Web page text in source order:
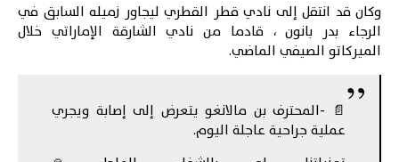
وكان قد انتقل إلى نادي قطر القطري ليجاور زميله السابق في
الرجاء بدر بانون ، قادما من نادي الشارقة الإماراتي خلال
الميركاتو الصيفي الماضي.
📄 -المحترف بن مالانغو يتعرض إلى إصابة ويجري
عملية جراحية عاجلة اليوم.